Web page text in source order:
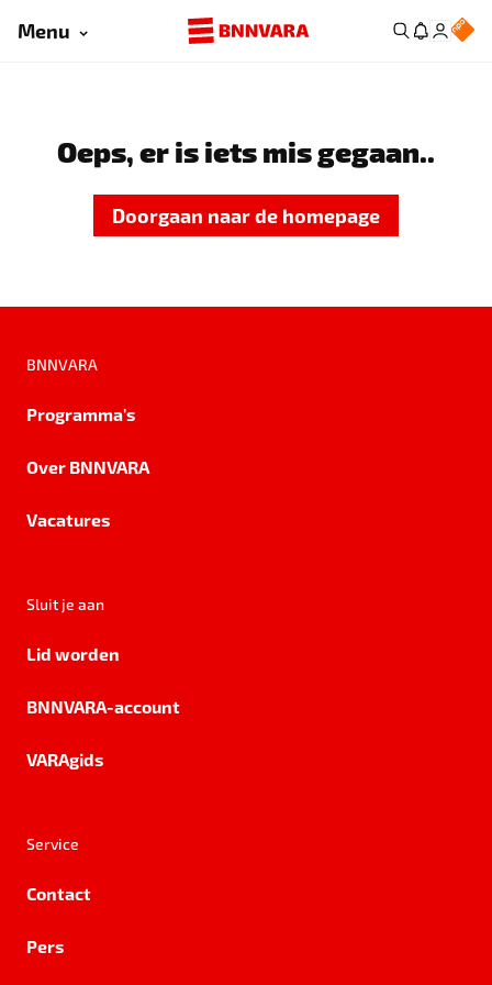
Menu
Oeps, er is iets mis gegaan..
Doorgaan naar de homepage
BNNVARA
Programma's
Over BNNVARA
Vacatures
Sluit je aan
Lid worden
BNNVARA-account
VARAgids
Service
Contact
Pers